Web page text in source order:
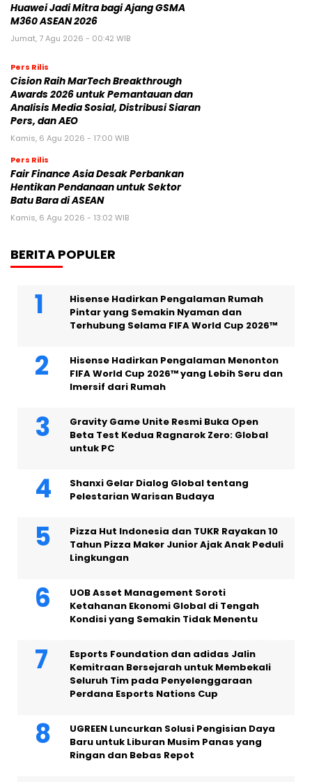
Huawei Jadi Mitra bagi Ajang GSMA
M360 ASEAN 2026
Jumat, 7 Agu 2026 - 00:42 WIB
Pers Rilis
Cision Raih MarTech Breakthrough
Awards 2026 untuk Pemantauan dan
Analisis Media Sosial, Distribusi Siaran
Pers, dan AEO
Kamis, 6 Agu 2026 - 17:00 WIB
Pers Rilis
Fair Finance Asia Desak Perbankan
Hentikan Pendanaan untuk Sektor
Batu Bara di ASEAN
Kamis, 6 Agu 2026 - 13:02 WIB
BERITA POPULER
Hisense Hadirkan Pengalaman Rumah
Pintar yang Semakin Nyaman dan
Terhubung Selama FIFA World Cup 2026™
Hisense Hadirkan Pengalaman Menonton
FIFA World Cup 2026™ yang Lebih Seru dan
Imersif dari Rumah
Gravity Game Unite Resmi Buka Open
Beta Test Kedua Ragnarok Zero: Global
untuk PC
Shanxi Gelar Dialog Global tentang
Pelestarian Warisan Budaya
Pizza Hut Indonesia dan TUKR Rayakan 10
Tahun Pizza Maker Junior Ajak Anak Peduli
Lingkungan
UOB Asset Management Soroti
Ketahanan Ekonomi Global di Tengah
Kondisi yang Semakin Tidak Menentu
Esports Foundation dan adidas Jalin
Kemitraan Bersejarah untuk Membekali
Seluruh Tim pada Penyelenggaraan
Perdana Esports Nations Cup
UGREEN Luncurkan Solusi Pengisian Daya
Baru untuk Liburan Musim Panas yang
Ringan dan Bebas Repot